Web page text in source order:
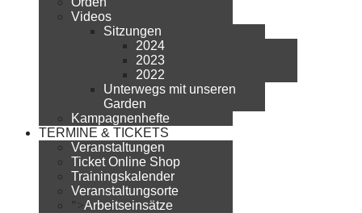
Videos
Sitzungen
2024
2023
2022
Unterwegs mit unseren
Garden
Kampagnenhefte
TERMINE & TICKETS
Veranstaltungen
Ticket Online Shop
Trainingskalender
Veranstaltungsorte
">Arbeitseinsätze